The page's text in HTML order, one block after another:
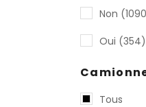
Non
Oui (354)
Tous